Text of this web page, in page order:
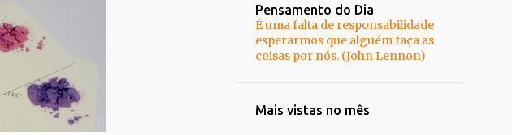
Pensamento do Dia
É uma falta de responsabilidade
esperarmos que alguém faça as
coisas por nós. (John Lennon)
Mais vistas no mês